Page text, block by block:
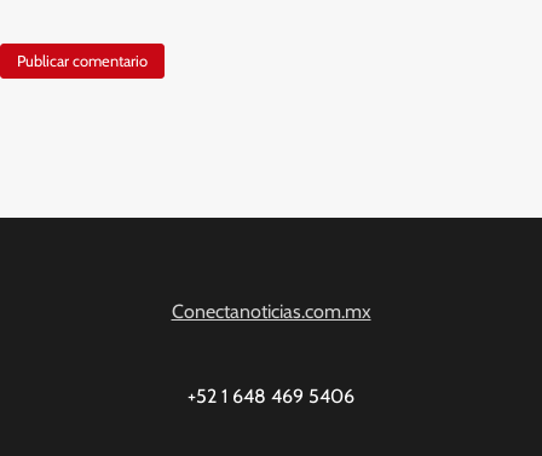
Conectanoticias.com.mx
+52 1 648 469 5406